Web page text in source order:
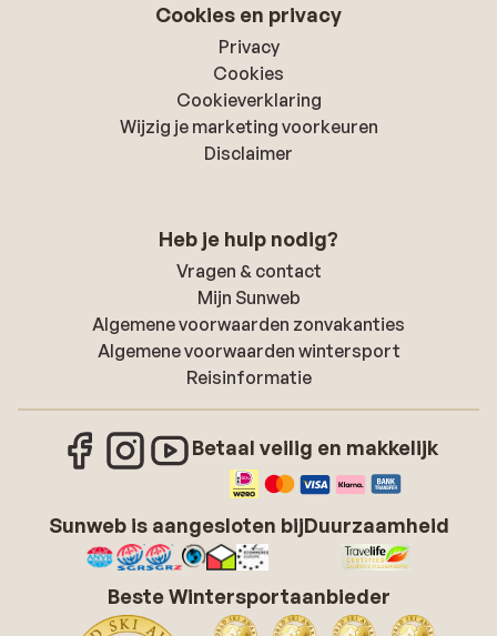
Cookies en privacy
Privacy
Cookies
Cookieverklaring
Wijzig je marketing voorkeuren
Disclaimer
Heb je hulp nodig?
Vragen & contact
Mijn Sunweb
Algemene voorwaarden zonvakanties
Algemene voorwaarden wintersport
Reisinformatie
Betaal veilig en makkelijk
Sunweb is aangesloten bijDuurzaamheid
Beste Wintersportaanbieder